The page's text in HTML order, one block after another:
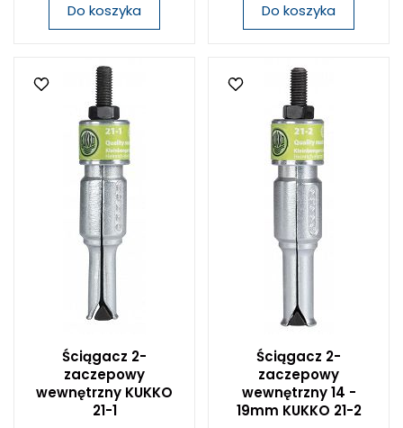
Do koszyka Do koszyka
Ściągacz 2-
zaczepowy
wewnętrzny KUKKO
21-1
Ściągacz 2-
zaczepowy
wewnętrzny 14 -
19mm KUKKO 21-2